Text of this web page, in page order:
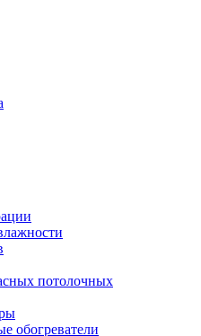
потолочных
обогреватели